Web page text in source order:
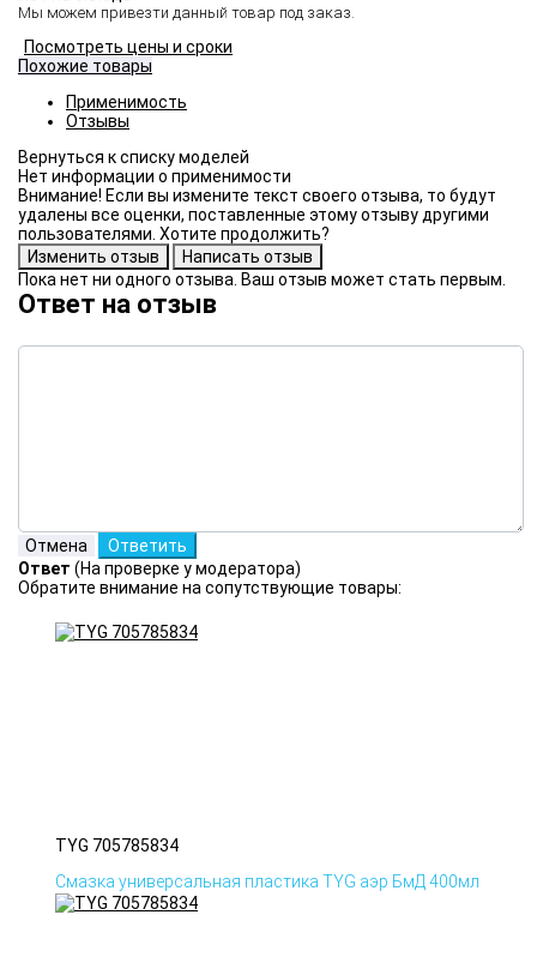
Мы можем привезти данный товар под заказ.
Посмотреть цены и сроки
Похожие товары
Применимость
Отзывы
Нет информации о применимости
Внимание! Если вы измените текст своего отзыва, то будут
удалены все оценки, поставленные этому отзыву другими
пользователями. Хотите продолжить?
Пока нет ни одного отзыва. Ваш отзыв может стать первым.
Ответ на отзыв
Ответ (На проверке у модератора)
Обратите внимание на сопутствующие товары:
TYG 705785834
Смазка универсальная пластика TYG аэр БмД 400мл